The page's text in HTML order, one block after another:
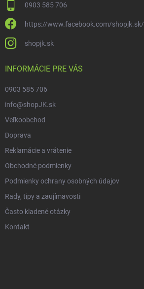
0903 585 706
https://www.facebook.com/shopjk.sk/
shopjk.sk
INFORMÁCIE PRE VÁS
0903 585 706
info@shopJK.sk
Veľkoobchod
Doprava
Reklamácie a vrátenie
Obchodné podmienky
Podmienky ochrany osobných údajov
Rady, tipy a zaujímavosti
Často kladené otázky
Kontakt